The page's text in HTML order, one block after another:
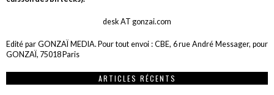
desk AT gonzai.com
Edité par GONZAÏ MEDIA. Pour tout envoi : CBE, 6 rue André Messager, pour
GONZAÏ, 75018 Paris
ARTICLES RÉCENTS